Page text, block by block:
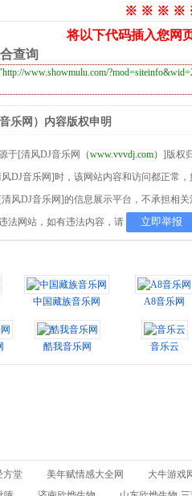
※ ※ ※ ※ ※
将以下代码插入您网
查询
乐网）内容版权申明
于[清风DJ音乐网 （www.vvvdj.com） ]版权
DJ音乐网]时，该网站内容和访问都正常，
风DJ音乐网]的信息展示平台，不承担相关
法网站，如有违法内容，请
立即举报
中国藏族音乐网 A8音乐网
酷我音乐网 音乐云
方堂 美年赋情感大全网 大牛游戏